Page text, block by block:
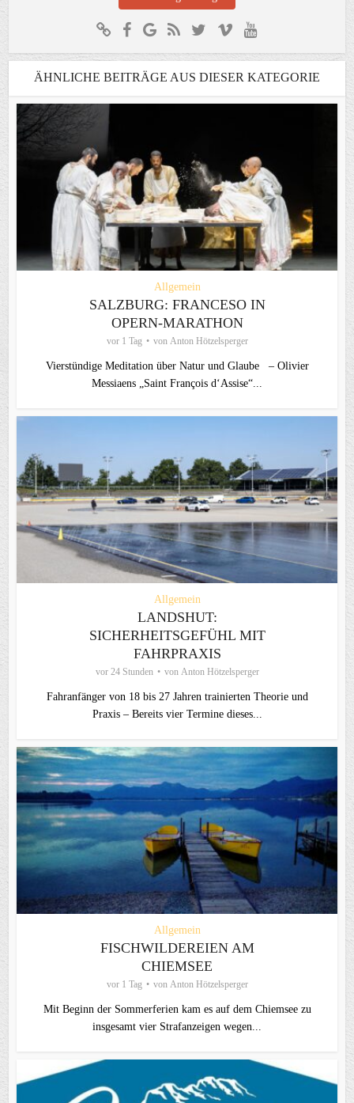
ÄHNLICHE BEITRÄGE AUS DIESER KATEGORIE
Allgemein
SALZBURG: FRANCESO IN
OPERN-MARATHON
vor 1 Tag von Anton Hötzelsperger
Vierstündige Meditation über Natur und Glaube – Olivier
Messiaens „Saint François d‘Assise“...
Allgemein
LANDSHUT:
SICHERHEITSGEFÜHL MIT
FAHRPRAXIS
vor 24 Stunden von Anton Hötzelsperger
Fahranfänger von 18 bis 27 Jahren trainierten Theorie und
Praxis – Bereits vier Termine dieses...
Allgemein
FISCHWILDEREIEN AM
CHIEMSEE
vor 1 Tag von Anton Hötzelsperger
Mit Beginn der Sommerferien kam es auf dem Chiemsee zu
insgesamt vier Strafanzeigen wegen...